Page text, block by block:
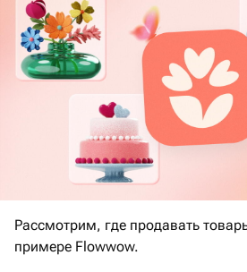
Рассмотрим, где продавать
примере Flowwow.